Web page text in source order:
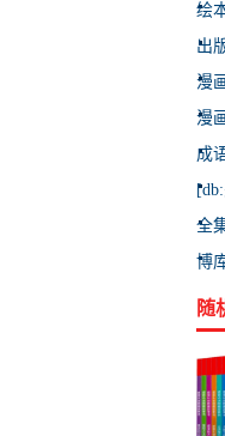
绘
出
漫
漫
成
全
博
随